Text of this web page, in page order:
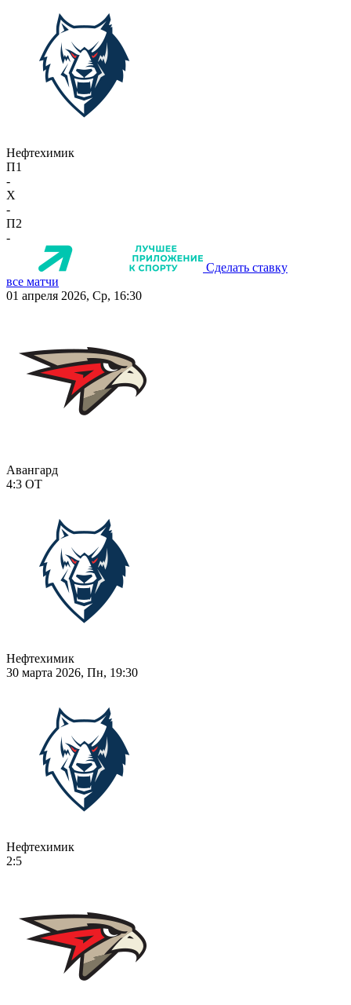
Нефтехимик
П1
-
X
-
П2
-
Сделать ставку
все матчи
01 апреля 2026, Ср, 16:30
Авангард
4:3 ОТ
Нефтехимик
30 марта 2026, Пн, 19:30
Нефтехимик
2:5